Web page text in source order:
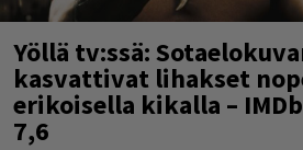
Yöllä tv:ssä:
kasvattivat lihakset
erikoisella kikalla –
7,6